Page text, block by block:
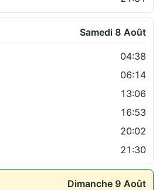
Samedi 8 Août
04:38
06:14
13:06
16:53
20:02
21:30
Dimanche 9 Août